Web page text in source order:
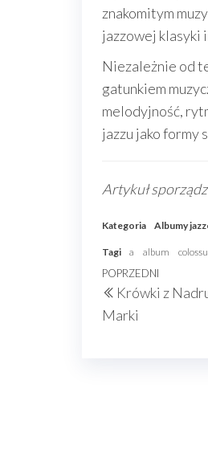
znakomitym
jazzowej klasyki
Niezależnie od
gatunkiem
melodyjność,
jazzu jako formy
Artykuł
Kategoria Albumy
Tagi a album
Nawigacja
wpisu
Poprzedni
wpis
POPRZEDNI
Krówki z
Marki